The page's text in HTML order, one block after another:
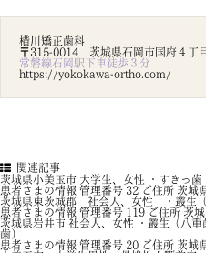
横川矯正歯科
〒315-0014 茨城県石岡市国府４丁
常磐線石岡駅下車徒歩３分
https://yokokawa-ortho.com/
関連記事
茨城県小美玉市 大学生、女性 ・すきっ
患者さまの情報 管理番号 32 ご住所 茨城
茨城県東茨城郡 社会人、女性 ・叢生
患者さまの情報 管理番号 119 ご住所 茨
茨城県岩井市 社会人、女性 ・叢生（八
歯）
患者さまの情報 管理番号 20 ご住所 茨城